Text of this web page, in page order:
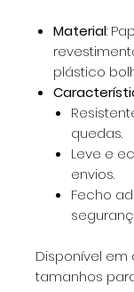
Material:
plástico
quedas.
Leve e
envios.
Fecho
Disponível em
tamanhos